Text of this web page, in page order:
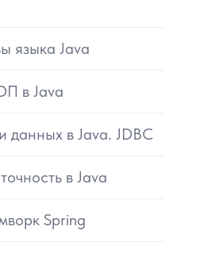
языка Java
в Java
данных в Java. JDBC
в Java
Spring